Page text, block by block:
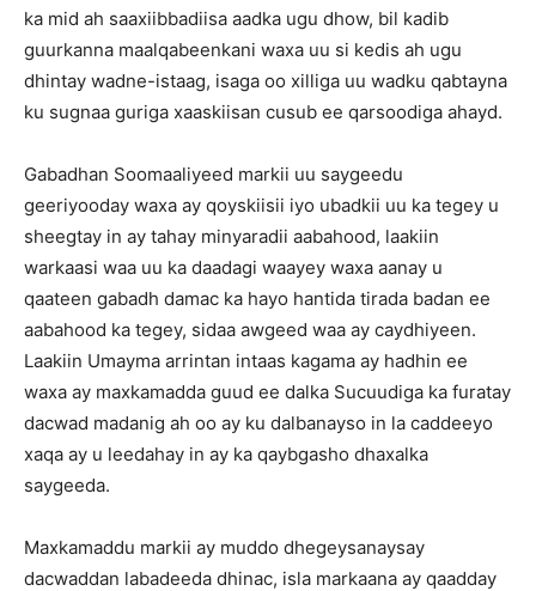
ka mid ah saaxiibbadiisa aadka ugu dhow, bil kadib
guurkanna maalqabeenkani waxa uu si kedis ah ugu
dhintay wadne-istaag, isaga oo xilliga uu wadku qabtayna
ku sugnaa guriga xaaskiisan cusub ee qarsoodiga ahayd.
Gabadhan Soomaaliyeed markii uu saygeedu
geeriyooday waxa ay qoyskiisii iyo ubadkii uu ka tegey u
sheegtay in ay tahay minyaradii aabahood, laakiin
warkaasi waa uu ka daadagi waayey waxa aanay u
qaateen gabadh damac ka hayo hantida tirada badan ee
aabahood ka tegey, sidaa awgeed waa ay caydhiyeen.
Laakiin Umayma arrintan intaas kagama ay hadhin ee
waxa ay maxkamadda guud ee dalka Sucuudiga ka furatay
dacwad madanig ah oo ay ku dalbanayso in la caddeeyo
xaqa ay u leedahay in ay ka qaybgasho dhaxalka
saygeeda.
Maxkamaddu markii ay muddo dhegeysanaysay
dacwaddan labadeeda dhinac, isla markaana ay qaadday